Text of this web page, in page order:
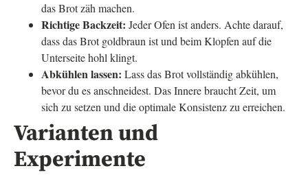
das Brot zäh machen.
Richtige Backzeit: Jeder Ofen ist anders. Achte darauf,
dass das Brot goldbraun ist und beim Klopfen auf die
Unterseite hohl klingt.
Abkühlen lassen: Lass das Brot vollständig abkühlen,
bevor du es anschneidest. Das Innere braucht Zeit, um
sich zu setzen und die optimale Konsistenz zu erreichen.
Varianten und
Experimente